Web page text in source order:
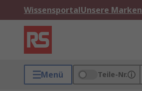
WissensportalUnsere Marken
Menü Teile-Nr.